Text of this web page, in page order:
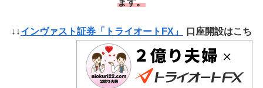
↓↓インヴァスト証券「トライオートFX」 口座開設はこち